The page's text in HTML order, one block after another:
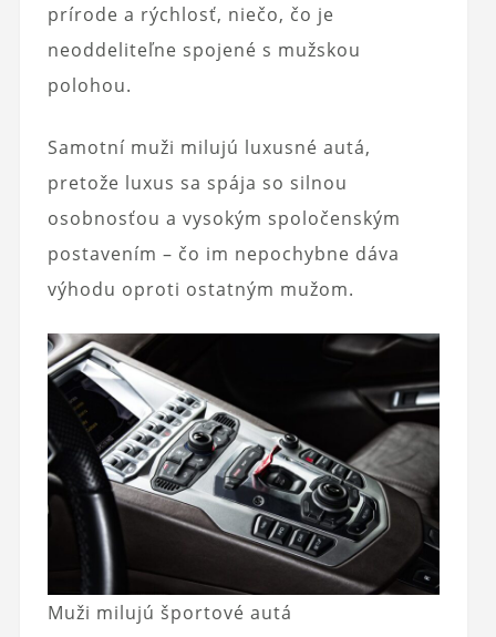
prírode a rýchlosť, niečo, čo je
neoddeliteľne spojené s mužskou
polohou.
Samotní muži milujú luxusné autá,
pretože luxus sa spája so silnou
osobnosťou a vysokým spoločenským
postavením – čo im nepochybne dáva
výhodu oproti ostatným mužom.
Muži milujú športové autá